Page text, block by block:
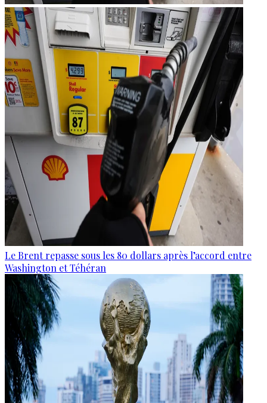
Le Brent repasse sous les 80 dollars après l’accord entre
Washington et Téhéran